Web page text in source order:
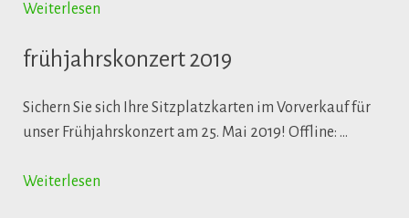
Weiterlesen
frühjahrskonzert 2019
Sichern Sie sich Ihre Sitzplatzkarten im Vorverkauf für
unser Frühjahrskonzert am 25. Mai 2019! Offline: …
Weiterlesen